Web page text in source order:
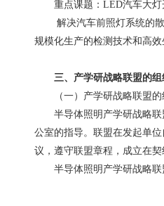
重点课题：LED汽车大灯
解决汽车前照灯系统的
规模化生产的检测技术和高
三、产学研战略联盟的
（一）产学研战略联盟
半导体照明产学研战略
公室的指导。联盟在发起单
议，遵守联盟章程，成立在
半导体照明产学研战略